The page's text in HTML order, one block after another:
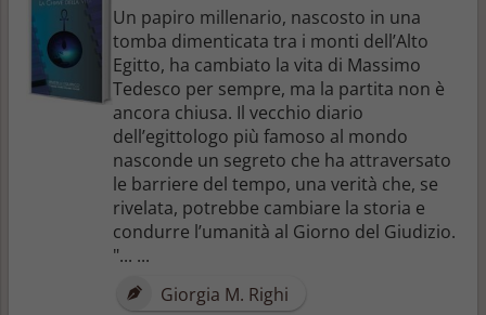
Un papiro millenario, nascosto in una
tomba dimenticata tra i monti dell’Alto
Egitto, ha cambiato la vita di Massimo
Tedesco per sempre, ma la partita non è
ancora chiusa. Il vecchio diario
dell’egittologo più famoso al mondo
nasconde un segreto che ha attraversato
le barriere del tempo, una verità che, se
rivelata, potrebbe cambiare la storia e
condurre l’umanità al Giorno del Giudizio.
"... ...
Giorgia M. Righi